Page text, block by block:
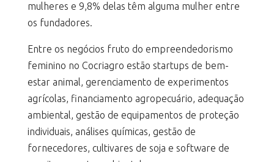
mulheres e 9,8% delas têm alguma mulher entre
os fundadores.
Entre os negócios fruto do empreendedorismo
feminino no Cocriagro estão startups de bem-
estar animal, gerenciamento de experimentos
agrícolas, financiamento agropecuário, adequação
ambiental, gestão de equipamentos de proteção
individuais, análises químicas, gestão de
fornecedores, cultivares de soja e software de